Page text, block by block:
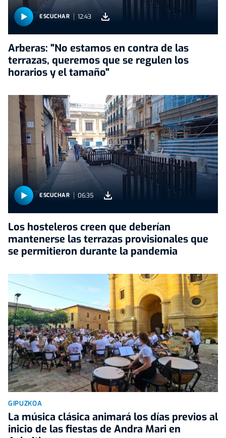
ESCUCHAR 12:43
Arberas: "No estamos en contra de las
terrazas, queremos que se regulen los
horarios y el tamaño"
ESCUCHAR 06:35
Los hosteleros creen que deberían
mantenerse las terrazas provisionales que
se permitieron durante la pandemia
GIPUZKOA
La música clásica animará los días previos al
inicio de las fiestas de Andra Mari en